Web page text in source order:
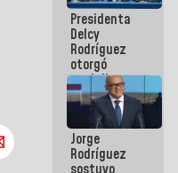
escombros
en La Guaira
Presidenta
Delcy
Rodríguez
otorgó
medalla
"Héroe de
Venezuela"
a servidores
públicos
Jorge
Rodríguez